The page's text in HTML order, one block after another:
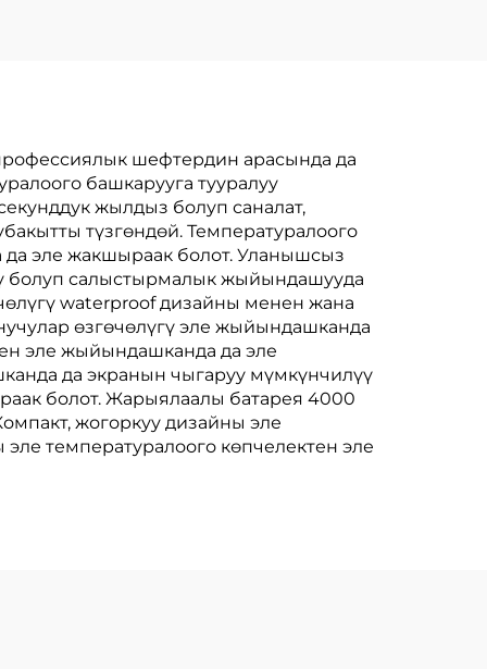
шефтердин арасында да
башкарууга тууралуу
жылдыз болуп саналат,
түзгөндөй. Температуралоого
эле жакшыраак болот. Уланышсыз
болуп салыстырмалык жыйындашууда
waterproof дизайны менен жана
өзгөчөлүгү эле жыйындашканда
эле жыйындашканда да эле
да экранын чыгаруу мүмкүнчилүү
болот. Жарыялаалы батарея 4000
жогоркуу дизайны эле
температуралоого көпчелектен эле